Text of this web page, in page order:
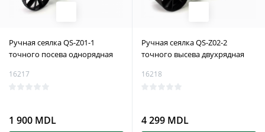
Pучная сеялка QS-Z01-1
точного посева однорядная
16217
1 900 MDL
Pучная сеялка QS-Z02-2
точного высева двухрядная
16218
4 299 MDL